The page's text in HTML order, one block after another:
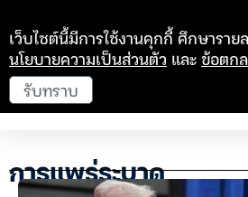
การแพร่ระบาด
เว็บไซต์นี้มีการใช้งานคุกกี้ ศึกษาราย
นโยบายความเป็นส่วนตัว และข้อตก
รับทราบ